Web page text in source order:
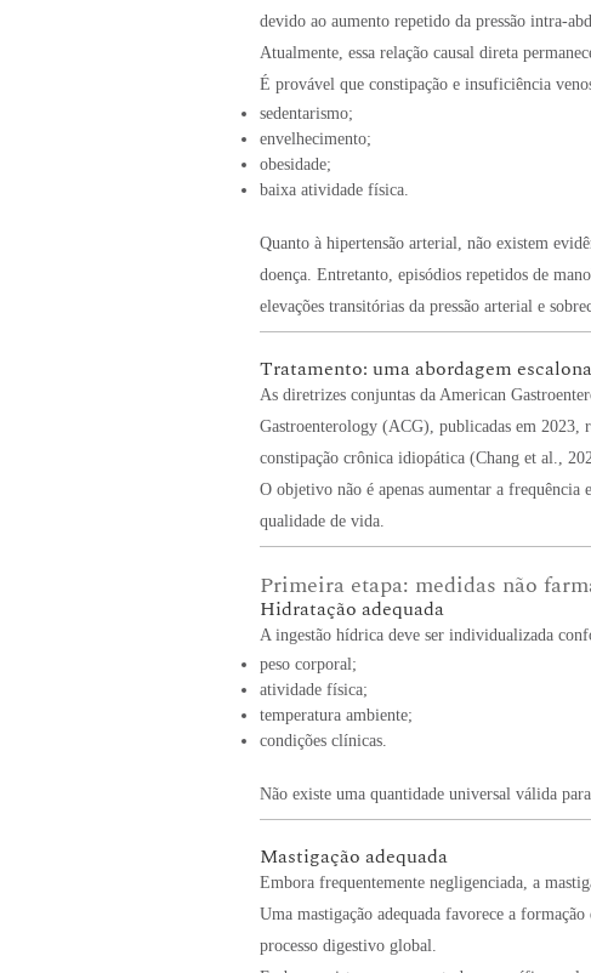
devido ao aumento repetido da pressão intra-
Atualmente, essa relação causal direta
É provável que constipação e insuficiência
sedentarismo;
envelhecimento;
obesidade;
baixa atividade física.
Quanto à hipertensão arterial, não existem
doença. Entretanto, episódios repetidos de
elevações transitórias da pressão arterial e
Tratamento: uma abordagem
As diretrizes conjuntas da American
Gastroenterology (ACG), publicadas em 2023,
constipação crônica idiopática (Chang et al.,
O objetivo não é apenas aumentar a
qualidade de vida.
Primeira etapa: medidas não
Hidratação adequada
A ingestão hídrica deve ser individualizada
peso corporal;
atividade física;
temperatura ambiente;
condições clínicas.
Não existe uma quantidade universal válida
Mastigação adequada
Embora frequentemente negligenciada, a
Uma mastigação adequada favorece a
processo digestivo global.